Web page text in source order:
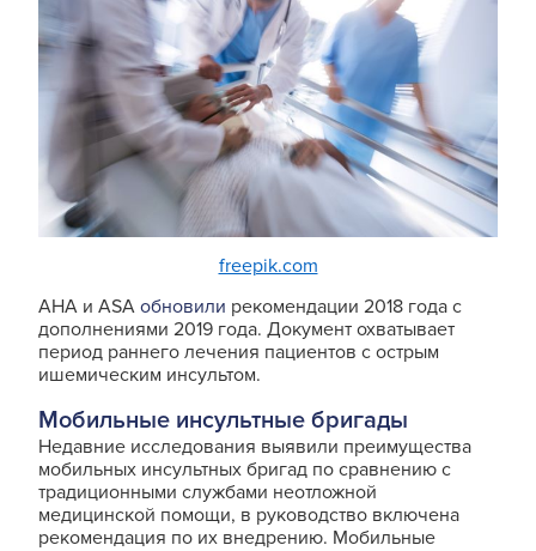
freepik.com
AHA и ASA обновили рекомендации 2018 года с
дополнениями 2019 года. Документ охватывает
период раннего лечения пациентов с острым
ишемическим инсультом.
Мобильные инсультные бригады
Недавние исследования выявили преимущества
мобильных инсультных бригад по сравнению с
традиционными службами неотложной
медицинской помощи, в руководство включена
рекомендация по их внедрению. Мобильные